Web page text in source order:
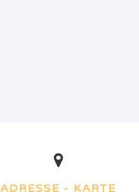
ADRESSE - KARTE